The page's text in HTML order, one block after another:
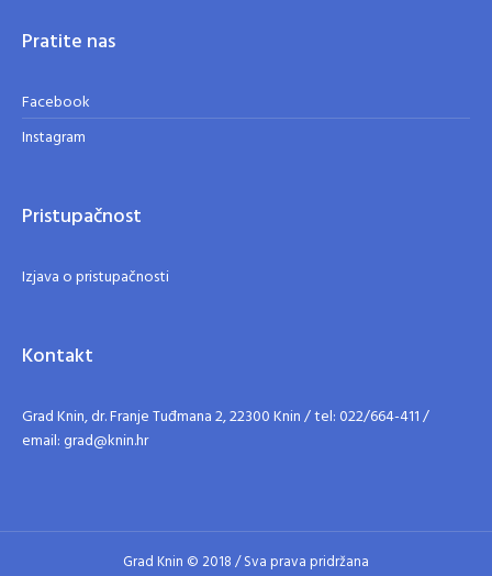
Pratite nas
Facebook
Instagram
Pristupačnost
Izjava o pristupačnosti
Kontakt
Grad Knin, dr. Franje Tuđmana 2, 22300 Knin / tel: 022/664-411 /
email: grad@knin.hr
Grad Knin © 2018 / Sva prava pridržana